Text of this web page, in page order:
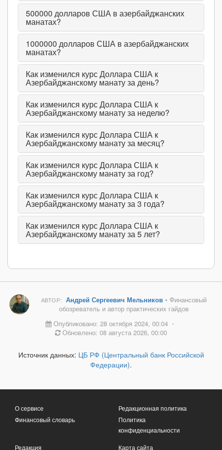
500000 долларов США в азербайджанских
манатах?
1000000 долларов США в азербайджанских
манатах?
Как изменился курс Доллара США к
Азербайджанскому манату за день?
Как изменился курс Доллара США к
Азербайджанскому манату за неделю?
Как изменился курс Доллара США к
Азербайджанскому манату за месяц?
Как изменился курс Доллара США к
Азербайджанскому манату за год?
Как изменился курс Доллара США к
Азербайджанскому манату за 3 года?
Как изменился курс Доллара США к
Азербайджанскому манату за 5 лет?
АВТОР: Андрей Сергеевич Мельников• Финансовый
обозреватель и автор практических гайдов
Опубликовано: 28 октября 2024, 00:04 •
Обновлено: 08 августа 2026, 00:00
Источник данных: ЦБ РФ (Центральный банк Российской
Федерации).
О сервисе
Финансовый словарь
Редакционная политика
Политика
конфиденциальности
Редакция Карта сайта